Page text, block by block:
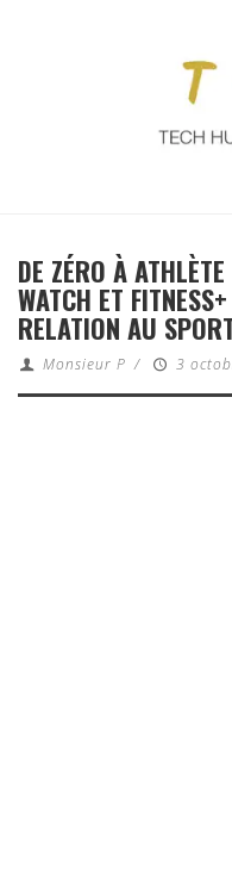
DE ZÉRO À
WATCH ET
RELATION AU
Monsieur P / 3